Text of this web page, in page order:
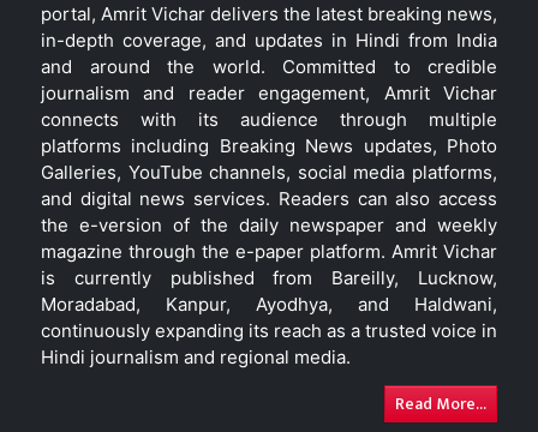
portal, Amrit Vichar delivers the latest breaking news,
in-depth coverage, and updates in Hindi from India
and around the world. Committed to credible
journalism and reader engagement, Amrit Vichar
connects with its audience through multiple
platforms including Breaking News updates, Photo
Galleries, YouTube channels, social media platforms,
and digital news services. Readers can also access
the e-version of the daily newspaper and weekly
magazine through the e-paper platform. Amrit Vichar
is currently published from Bareilly, Lucknow,
Moradabad, Kanpur, Ayodhya, and Haldwani,
continuously expanding its reach as a trusted voice in
Hindi journalism and regional media.
Read More...